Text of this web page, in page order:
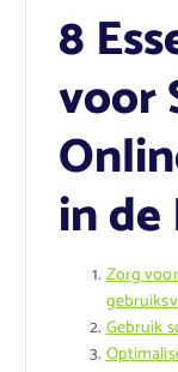
8
voor
in
Zorg
Gebruik